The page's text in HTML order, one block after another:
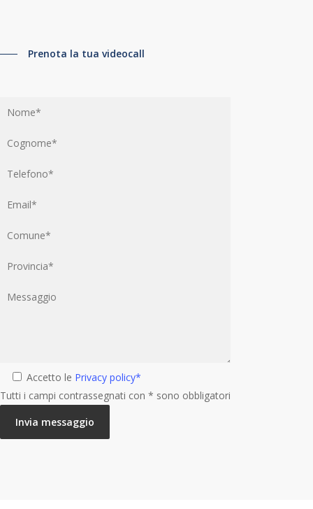
Prenota la tua videocall
Accetto le Privacy policy*
Tutti i campi contrassegnati con * sono obbligatori